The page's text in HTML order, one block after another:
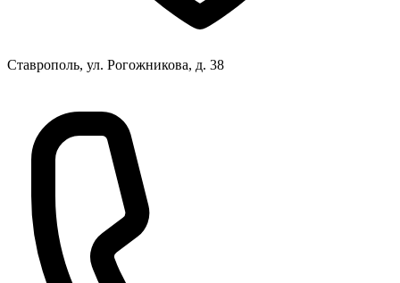
Ставрополь, ул. Рогожникова, д. 38